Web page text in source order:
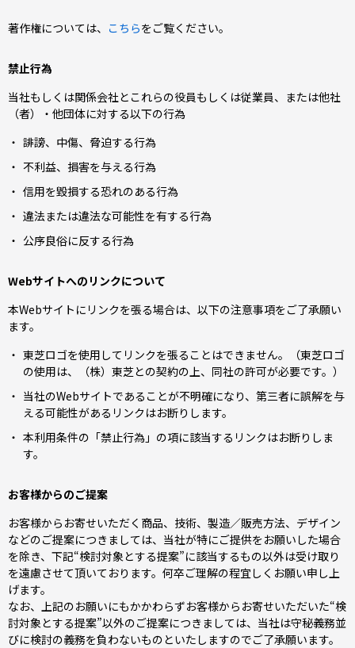
著作権については、 こちらをご覧ください。
禁止行為
当社もしくは関係会社とこれらの役員もしくは従業員、または他社
（者）・他団体に対する以下の行為
誹謗、中傷、脅迫する行為
不利益、損害を与える行為
信用を毀損する恐れのある行為
違法または違法な可能性を有する行為
公序良俗に反する行為
Webサイトへのリンクについて
本Webサイトにリンクを張る場合は、以下の注意事項をご了承願い
ます。
東芝ロゴを使用してリンクを張ることはできません。（東芝ロゴ
の使用は、（株）東芝との契約の上、同社の許可が必要です。）
当社のWebサイトであることが不明確になり、第三者に誤解を与
える可能性があるリンクはお断りします。
本利用条件の「禁止行為」の項に該当するリンクはお断りしま
す。
お客様からのご提案
お客様からお寄せいただく商品、技術、製造／販売方法、デザイン
などのご提案につきましては、当社が特にご提供をお願いした場合
を除き、下記“検討対象とする提案”に該当するもの以外は受け取り
を遠慮させて頂いております。何卒ご理解の程宜しくお願い申し上
げます。
なお、上記のお願いにもかかわらずお客様からお寄せいただいた“検
討対象とする提案”以外のご提案につきましては、当社は守秘義務並
びに検討の義務を負わないものといたしますのでご了承願います。